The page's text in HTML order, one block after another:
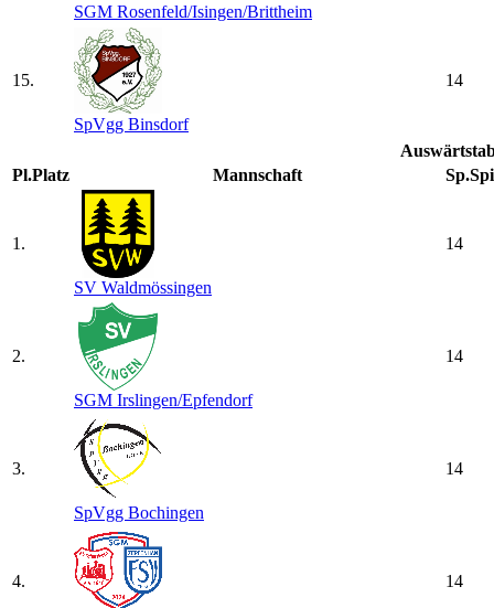
SGM Rosenfeld/​Isingen/​Brittheim
15.
SpVgg Binsdorf
14
Pl.Platz Mannschaft Sp.
1.
SV Waldmössingen
14
2.
SGM Irslingen/​Epfendorf
14
3.
SpVgg Bochingen
14
4. 14